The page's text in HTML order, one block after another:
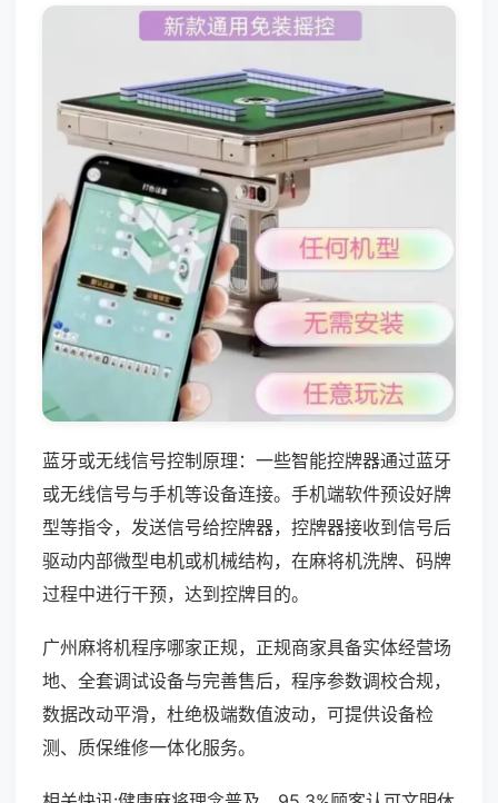
蓝牙或无线信号控制原理：一些智能控牌器通过蓝牙
或无线信号与手机等设备连接。手机端软件预设好牌
型等指令，发送信号给控牌器，控牌器接收到信号后
驱动内部微型电机或机械结构，在麻将机洗牌、码牌
过程中进行干预，达到控牌目的。
广州麻将机程序哪家正规，正规商家具备实体经营场
地、全套调试设备与完善售后，程序参数调校合规，
数据改动平滑，杜绝极端数值波动，可提供设备检
测、质保维修一体化服务。